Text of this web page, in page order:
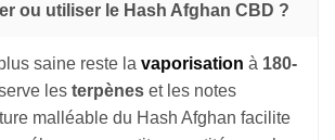
ou utiliser le Hash Afghan CBD ?
saine reste la vaporisation à 180-
les terpènes et les notes
malléable du Hash Afghan facilite